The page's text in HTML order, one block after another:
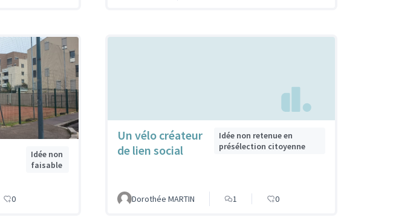
Idée non
faisable
0
Un vélo créateur
de lien social
Idée non retenue en
présélection citoyenne
Dorothée MARTIN 1 0